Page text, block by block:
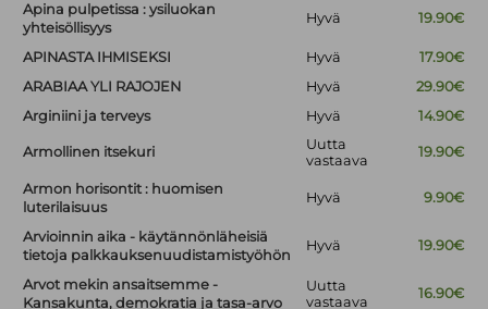
Apina pulpetissa : ysiluokan
yhteisöllisyys
Hyvä 19.90€
APINASTA IHMISEKSI Hyvä
17.90€
ARABIAA YLI RAJOJEN
Hyvä
29.90€
Arginiini ja terveys
Hyvä 14.90€
Armollinen itsekuri
Uutta
vastaava
19.90€
Armon horisontit : huomisen
luterilaisuus
Hyvä 9.90€
Arvioinnin aika - käytännönläheisiä
tietoja palkkauksenuudistamistyöhön
Hyvä 19.90€
Arvot mekin ansaitsemme -
Kansakunta, demokratia ja tasa-arvo
Uutta
vastaava
16.90€